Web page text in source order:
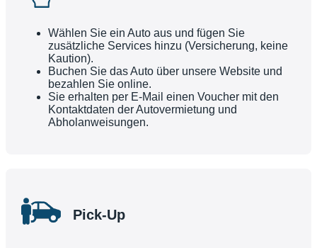
Wählen Sie ein Auto aus und fügen Sie
zusätzliche Services hinzu (Versicherung, keine
Kaution).
Buchen Sie das Auto über unsere Website und
bezahlen Sie online.
Sie erhalten per E-Mail einen Voucher mit den
Kontaktdaten der Autovermietung und
Abholanweisungen.
Pick-Up